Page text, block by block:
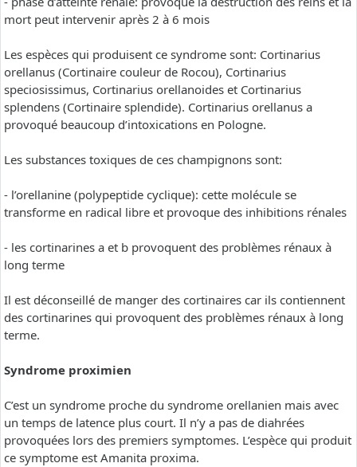
mort peut intervenir après 2 à 6 mois
Les espèces qui produisent ce syndrome sont: Cortinarius
orellanus (Cortinaire couleur de Rocou), Cortinarius
speciosissimus, Cortinarius orellanoides et Cortinarius
splendens (Cortinaire splendide). Cortinarius orellanus a
provoqué beaucoup d’intoxications en Pologne.
Les substances toxiques de ces champignons sont:
- l’orellanine (polypeptide cyclique): cette molécule se
transforme en radical libre et provoque des inhibitions rénales
- les cortinarines a et b provoquent des problèmes rénaux à
long terme
Il est déconseillé de manger des cortinaires car ils contiennent
des cortinarines qui provoquent des problèmes rénaux à long
terme.
Syndrome proximien
C’est un syndrome proche du syndrome orellanien mais avec
un temps de latence plus court. Il n’y a pas de diahrées
provoquées lors des premiers symptomes. L’espèce qui produit
ce symptome est Amanita proxima.